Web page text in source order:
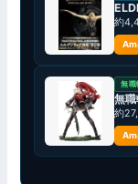
約
無職
無
約